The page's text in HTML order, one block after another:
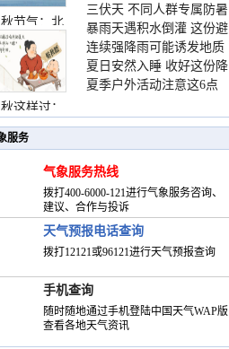
节气：北
这样过：
这份攻略请收好
三伏天 不同人群专属防暑
要点请收好
暴雨天遇积水倒灌 这份避
险提示请收好
连续强降雨可能诱发地质
灾害 这些前兆要知道
夏日安然入睡 收好这份降
温小贴士
夏季户外活动注意这6点
服务
气象服务热线
拨打400-6000-121进行气象服务咨询、
建议、合作与投诉
天气预报电话查询
拨打12121或96121进行天气预报查询
手机查询
随时随地通过手机登陆中国天气WAP版
查看各地天气资讯